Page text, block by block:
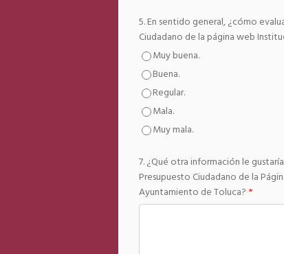
5. En sentido general, ¿cómo
Ciudadano de la página web
Muy buena.
Buena.
Regular.
Mala.
Muy mala.
7. ¿Qué otra información le
Presupuesto Ciudadano de la
Ayuntamiento de Toluca? *